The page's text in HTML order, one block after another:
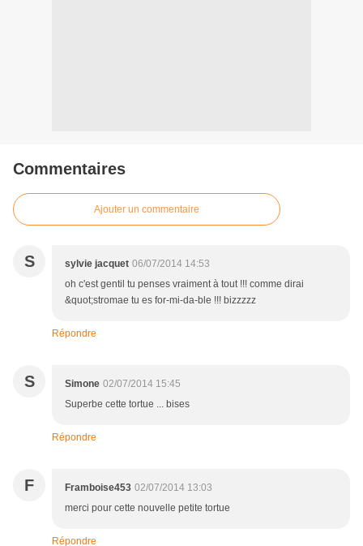
Commentaires
Ajouter un commentaire
S sylvie jacquet 06/07/2014 14:53
oh c'est gentil tu penses vraiment à tout !!! comme dirai
&quot;stromae tu es for-mi-da-ble !!! bizzzzz
Répondre
S Simone 02/07/2014 15:45
Superbe cette tortue ... bises
Répondre
F Framboise453 02/07/2014 13:03
merci pour cette nouvelle petite tortue
Répondre